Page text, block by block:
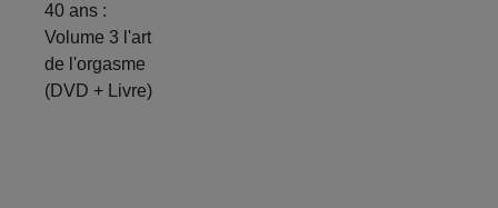
40 ans :
Volume 3 l'art
de l'orgasme
(DVD + Livre)